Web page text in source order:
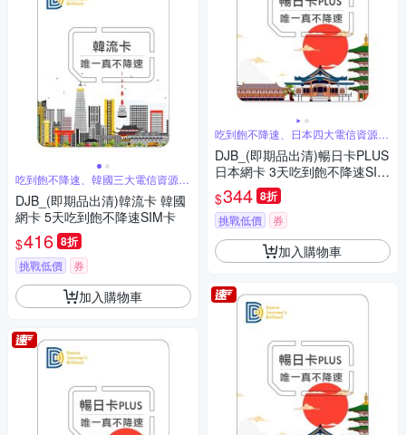
吃到飽不降速、韓國三大電信資源共
享
DJB_(即期品出清)韓流卡 韓國
網卡 5天吃到飽不降速SIM卡
$416 8折
挑戰低價 券
加入購物車
吃到飽不降速、日本四大電信資源共
享
DJB_(即期品出清)暢日卡PLUS
日本網卡 3天吃到飽不降速SIM
卡
$344 8折
挑戰低價 券
加入購物車